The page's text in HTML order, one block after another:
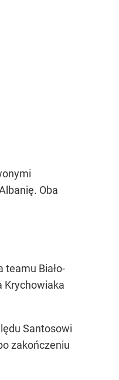
Oba
teamu Biało-
Krychowiaka
Santosowi
zakończeniu